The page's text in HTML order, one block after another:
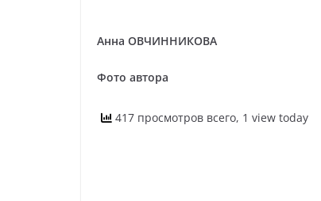
Анна ОВЧИННИКОВА
Фото автора
417 просмотров всего, 1 view today